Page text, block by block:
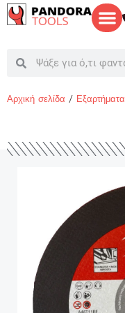
Μετάβαση
στο
SearchSearch
Αρχική σελίδα / Εξαρτήματα